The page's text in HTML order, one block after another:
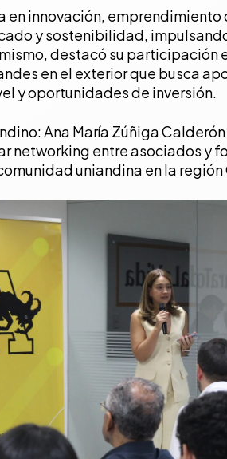
en innovación, emprendimiento
y sostenibilidad,
destacó su participación
en el exterior que busca
y oportunidades de inversión.
Ana María Zúñiga Calderón
networking entre asociados y
uniandina en la